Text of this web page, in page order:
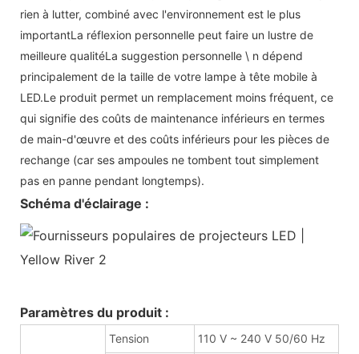
rien à lutter, combiné avec l'environnement est le plus
importantLa réflexion personnelle peut faire un lustre de
meilleure qualitéLa suggestion personnelle \ n dépend
principalement de la taille de votre lampe à tête mobile à
LED.Le produit permet un remplacement moins fréquent, ce
qui signifie des coûts de maintenance inférieurs en termes
de main-d'œuvre et des coûts inférieurs pour les pièces de
rechange (car ses ampoules ne tombent tout simplement
pas en panne pendant longtemps).
Schéma d'éclairage :
Paramètres du produit :
Tension 110 V ~ 240 V 50/60 Hz